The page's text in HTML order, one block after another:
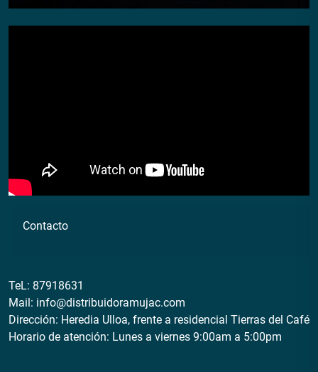
Contacto
TeL: 87918631
Mail: info@distribuidoramujac.com
Dirección: Heredia Ulloa, frente a residencial Tierras del Café
Horario de atención: Lunes a viernes 9:00am a 5:00pm